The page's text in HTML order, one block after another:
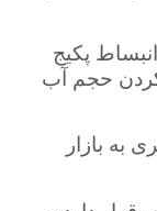
پکیج
حجم آب
در دو مدل 6 لیتری و 8 لیتری به بازار